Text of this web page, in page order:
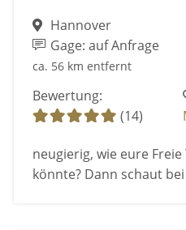
Hannover
Gage: auf Anfrage
ca. 56 km entfernt
Bewertung:
(14)
neugierig, wie eure
könnte? Dann schaut